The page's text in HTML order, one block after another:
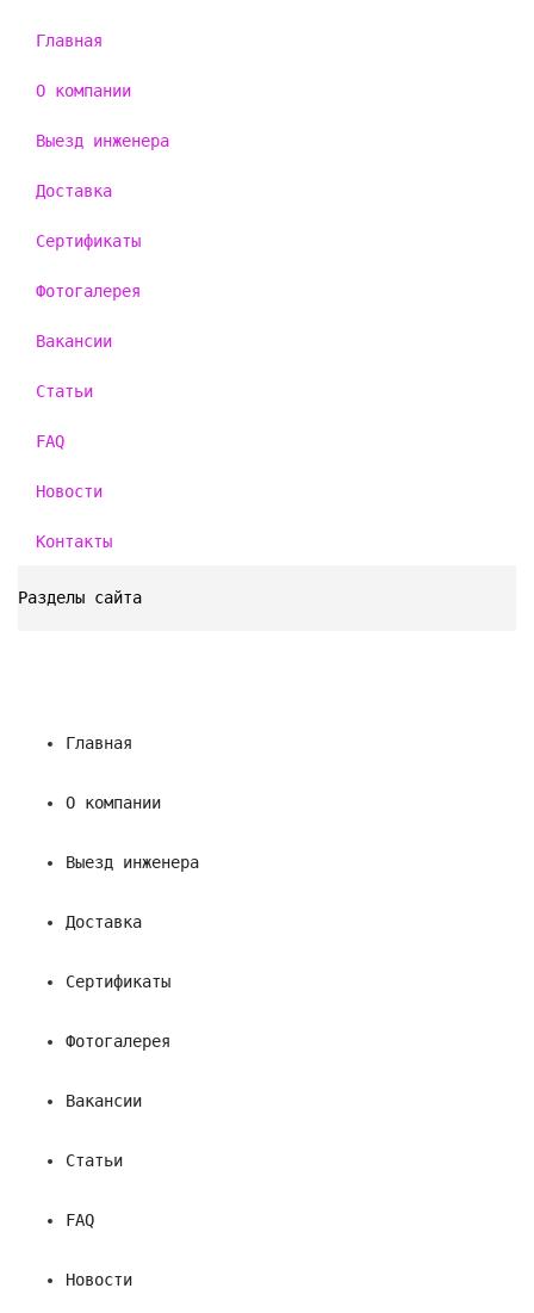
Главная
О компании
Выезд инженера
Доставка
Сертификаты
Фотогалерея
Вакансии
Статьи
FAQ
Новости
Контакты
Разделы сайта
Главная
О компании
Выезд инженера
Доставка
Сертификаты
Фотогалерея
Вакансии
Статьи
FAQ
Новости